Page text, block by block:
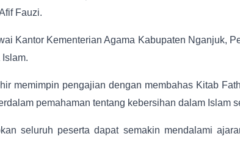
Fauzi.
Kantor Kementerian Agama Kabupaten Nganjuk,
memimpin pengajian dengan membahas Kitab
pemahaman tentang kebersihan dalam Islam
seluruh peserta dapat semakin mendalami